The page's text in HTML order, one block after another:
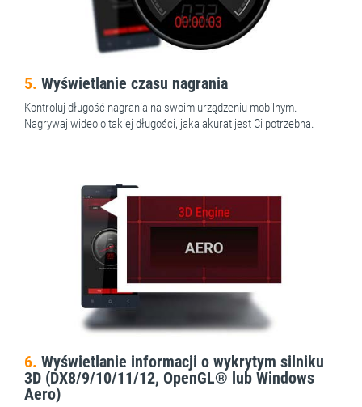
5. Wyświetlanie czasu nagrania
Kontroluj długość nagrania na swoim urządzeniu mobilnym.
Nagrywaj wideo o takiej długości, jaka akurat jest Ci potrzebna.
6. Wyświetlanie informacji o wykrytym silniku
3D (DX8/9/10/11/12, OpenGL® lub Windows
Aero)